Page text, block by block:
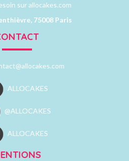
sur allocakes.com
75008 Paris
ALLOCAKES
@ALLOCAKES
ALLOCAKES